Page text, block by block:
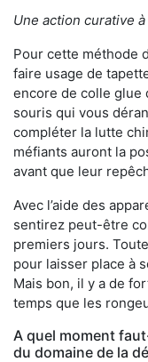
Une action curative
Pour cette méthode
faire usage de
encore de colle glue
souris qui vous
compléter la lutte
méfiants auront la
avant que leur
Avec l’aide des
sentirez peut-être
premiers jours.
pour laisser place à
Mais bon, il y a de
temps que les
A quel moment
du domaine de la